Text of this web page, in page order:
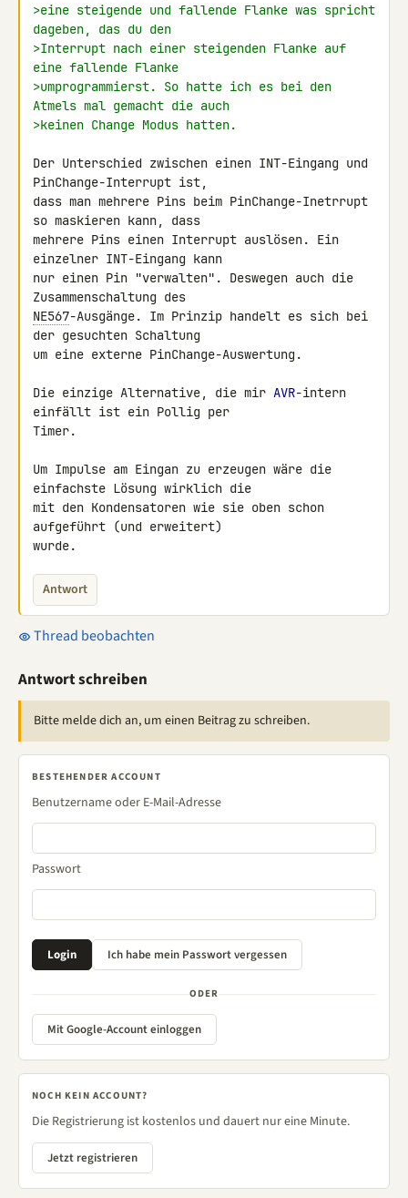
>eine steigende und fallende Flanke was spricht
dageben, das du den
>Interrupt nach einer steigenden Flanke auf
eine fallende Flanke
>umprogrammierst. So hatte ich es bei den
Atmels mal gemacht die auch
>keinen Change Modus hatten.
Der Unterschied zwischen einen INT-Eingang und
PinChange-Interrupt ist,
dass man mehrere Pins beim PinChange-Inetrrupt
so maskieren kann, dass
mehrere Pins einen Interrupt auslösen. Ein
einzelner INT-Eingang kann
nur einen Pin "verwalten". Deswegen auch die
NE567-Ausgänge. Im Prinzip handelt es sich bei
der gesuchten Schaltung
um eine externe PinChange-Auswertung.
Die einzige Alternative, die mir AVR-intern
einfällt ist ein Pollig per
Timer.
Um Impulse am Eingan zu erzeugen wäre die
einfachste Lösung wirklich die
mit den Kondensatoren wie sie oben schon
aufgeführt (und erweitert)
wurde.
Antwort
Thread beobachten
Antwort schreiben
Bitte melde dich an, um einen Beitrag zu schreiben.
BESTEHENDER ACCOUNT
Benutzername oder E-Mail-Adresse
Passwort
ODER
Mit Google-Account einloggen
NOCH KEIN ACCOUNT?
Die Registrierung ist kostenlos und dauert nur eine Minute.
Jetzt registrieren